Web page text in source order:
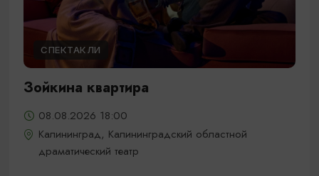
СПЕКТАКЛИ
Зойкина квартира
08.08.2026 18:00
Калининград, Калининградский областной
драматический театр